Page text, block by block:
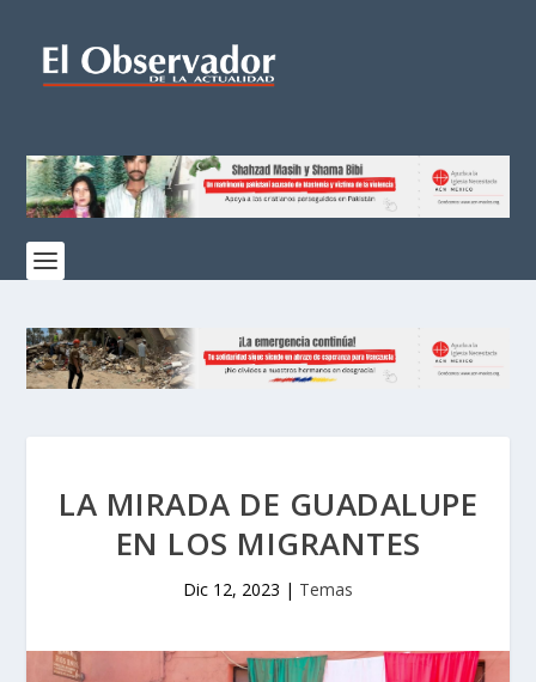
LA MIRADA DE GUADALUPE
EN LOS MIGRANTES
Dic 12, 2023 | Temas